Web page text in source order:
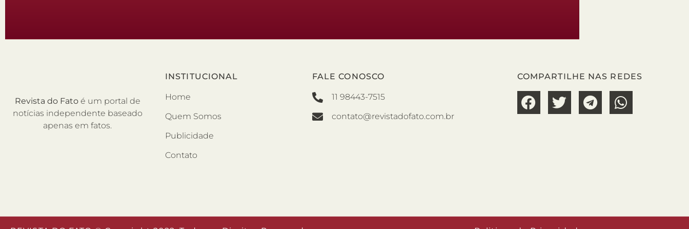
Revista do Fato é um portal de
notícias independente baseado
apenas em fatos.
INSTITUCIONAL
Home
Quem Somos
Publicidade
Contato
FALE CONOSCO
11 98443-7515
contato@revistadofato.com.br
COMPARTILHE NAS REDES